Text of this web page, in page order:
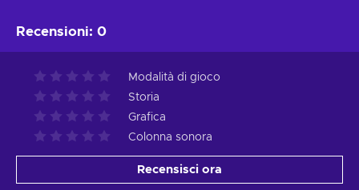
Recensioni: 0
Modalità di gioco
Storia
Grafica
Colonna sonora
Recensisci ora